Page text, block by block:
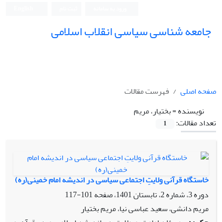
جامعه شناسی سیاسی انقلاب اسلامی
صفحه اصلی
فهرست مقالات
نویسنده =بختیار، مریم
تعداد مقالات:
1
خاستگاه قرآنی ولایتِ اجتماعی سیاسی در اندیشه‌ امام خمینی(ره)
دوره 3، شماره 2، تابستان 1401، صفحه
101-117
مریم دانشی، سعید عباسی نیا، مریم بختیار